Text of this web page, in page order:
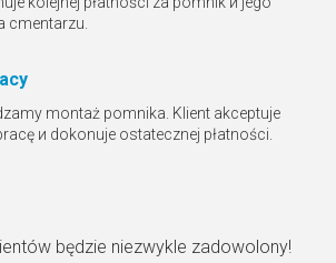
cmentarzu.
montaż pomnika. Klient akceptuje
и dokonuje ostatecznej płatności.
będzie niezwykle zadowolony!